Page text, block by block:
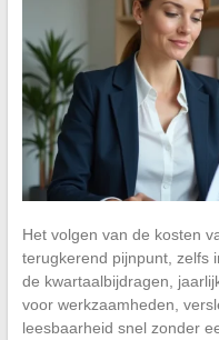
Het volgen van de kosten
terugkerend pijnpunt, zelfs
de kwartaalbijdragen,
voor werkzaamheden,
leesbaarheid snel zonder